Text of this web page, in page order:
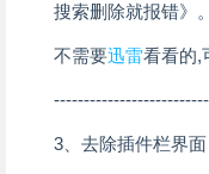
搜索删除就报错》
不需要迅雷看看的,
3、去除插件栏界面